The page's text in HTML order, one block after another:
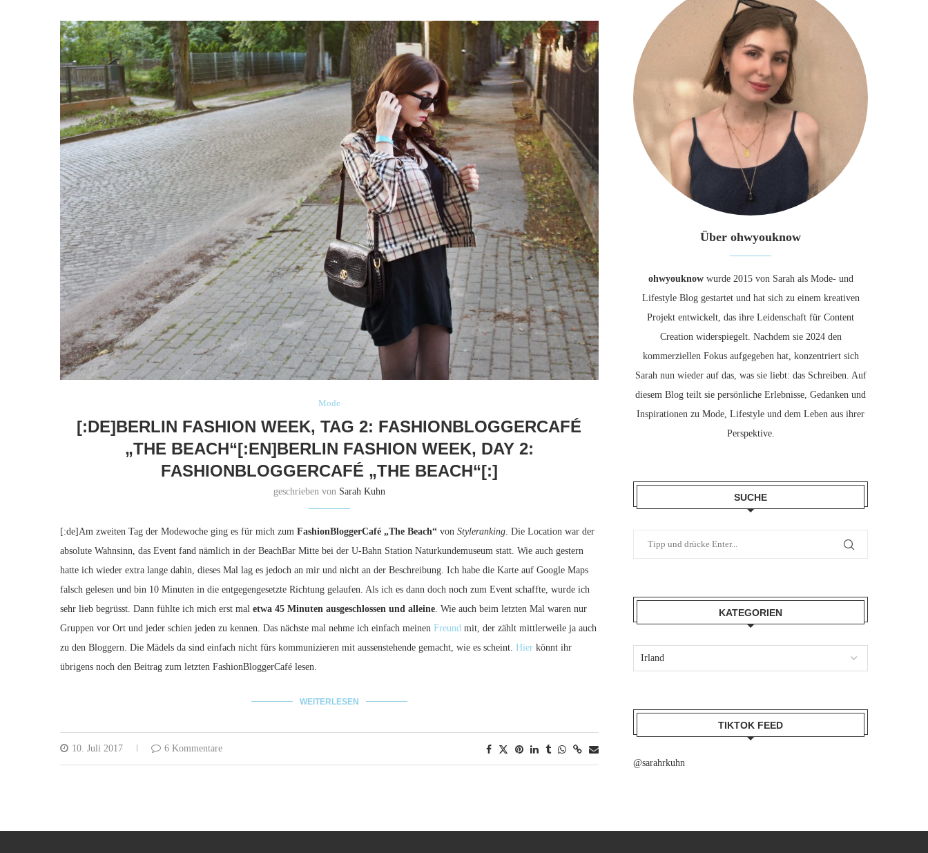
Mode
[:DE]BERLIN FASHION WEEK, TAG 2: FASHIONBLOGGERCAFÉ
„THE BEACH“[:EN]BERLIN FASHION WEEK, DAY 2:
FASHIONBLOGGERCAFÉ „THE BEACH“[:]
geschrieben von Sarah Kuhn
[:de]Am zweiten Tag der Modewoche ging es für mich zum FashionBloggerCafé „The Beach“ von Styleranking . Die Location war der
absolute Wahnsinn, das Event fand nämlich in der BeachBar Mitte bei der U-Bahn Station Naturkundemuseum statt. Wie auch gestern
hatte ich wieder extra lange dahin, dieses Mal lag es jedoch an mir und nicht an der Beschreibung. Ich habe die Karte auf Google Maps
falsch gelesen und bin 10 Minuten in die entgegengesetzte Richtung gelaufen. Als ich es dann doch noch zum Event schaffte, wurde ich
sehr lieb begrüsst. Dann fühlte ich mich erst mal etwa 45 Minuten ausgeschlossen und alleine . Wie auch beim letzten Mal waren nur
Gruppen vor Ort und jeder schien jeden zu kennen. Das nächste mal nehme ich einfach meinen Freund mit, der zählt mittlerweile ja auch
zu den Bloggern. Die Mädels da sind einfach nicht fürs kommunizieren mit aussenstehende gemacht, wie es scheint. Hier könnt ihr
übrigens noch den Beitrag zum letzten FashionBloggerCafé lesen.
WEITERLESEN
10. Juli 2017 6 Kommentare
Über ohwyouknow
ohwyouknowwurde 2015 von Sarah als Mode- und
Lifestyle Blog gestartet und hat sich zu einem kreativen
Projekt entwickelt, das ihre Leidenschaft für Content
Creation widerspiegelt. Nachdem sie 2024 den
kommerziellen Fokus aufgegeben hat, konzentriert sich
Sarah nun wieder auf das, was sie liebt: das Schreiben. Auf
diesem Blog teilt sie persönliche Erlebnisse, Gedanken und
Inspirationen zu Mode, Lifestyle und dem Leben aus ihrer
Perspektive.
SUCHE
KATEGORIEN
TIKTOK FEED
@sarahrkuhn